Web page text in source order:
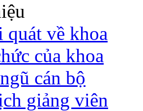
quát về khoa
của khoa
cán bộ
giảng viên